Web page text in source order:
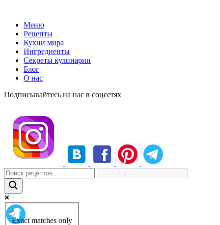
Меню
Рецепты
Кухни мира
Ингредиенты
Секреты кулинарии
Блог
О нас
Подписывайтесь на нас в соцсетях
Exact matches only